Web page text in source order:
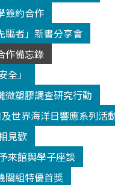
簽約合作
驅者」新書分享會
作備忘錄
」
微塑膠調查研究行動
世界海洋日響應系列活
見歡
來館與學子座談
關組特優首獎